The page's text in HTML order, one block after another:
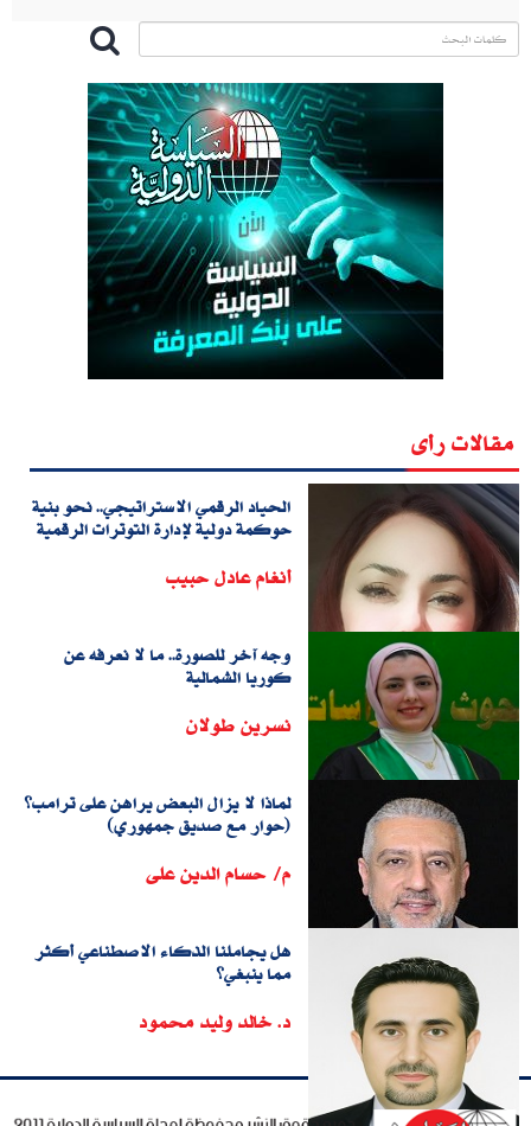
مقالات رأى
الحياد الرقمي الاستراتيجي.. نحو بنية
حوكمة دولية لإدارة التوترات الرقمية
أنغام عادل حبيب
وجه آخر للصورة.. ما لا نعرفه عن
كوريا الشمالية
نسرين طولان
لماذا لا يزال البعض يراهن على ترامب؟
(حوار مع صديق جمهوري)
م/ حسام الدين على
هل يجاملنا الذكاء الاصطناعي أكثر
مما ينبغي؟
د. خالد وليد محمود